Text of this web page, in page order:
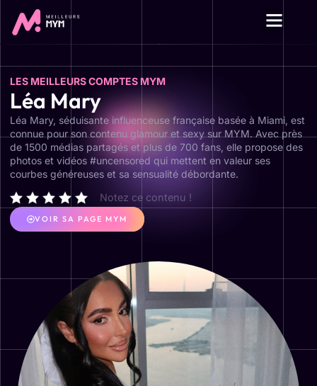
LES MEILLEURS COMPTES MYM
Léa Mary
Léa Mary, séduisante influenceuse française basée à Miami, est
connue pour son contenu glamour et sexy sur MYM. Avec près
de 1500 médias partagés et plus de 700 fans, elle propose des
photos et vidéos #uncensored qui mettent en valeur ses
courbes généreuses et sa sensualité débordante.
Notez ce contenu !
VOIR SA PAGE MYM